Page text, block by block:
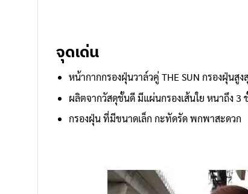
จุดเด่น
หน้ากากกรองฝุ่นวาล์วคู่ THE SUN กรองฝุ่นสู
ผลิตจากวัสดุชั้นดี มีแผ่นกรองเส้นใย หนาถึง 3
กรองฝุ่น ที่มีขนาดเล็ก กะทัดรัด พกพาสะดวก